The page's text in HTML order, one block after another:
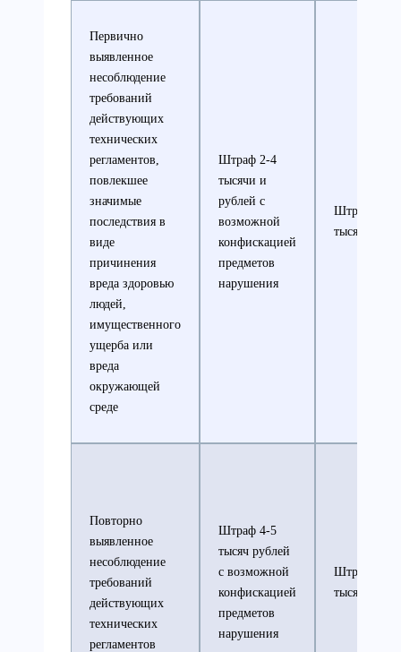
Первично
выявленное
несоблюдение
требований
действующих
технических
регламентов,
повлекшее
значимые
последствия в
виде
причинения
вреда здоровью
людей,
имущественного
ущерба или
вреда
окружающей
среде
Штраф 2-4
тысячи и
рублей с
возможной
конфискацией
предметов
нарушения
Штраф 20-
тысяч
Повторно
выявленное
несоблюдение
требований
действующих
технических
регламентов
Штраф 4-5
тысяч рублей
с возможной
конфискацией
предметов
нарушения
Штраф 30-
тысяч